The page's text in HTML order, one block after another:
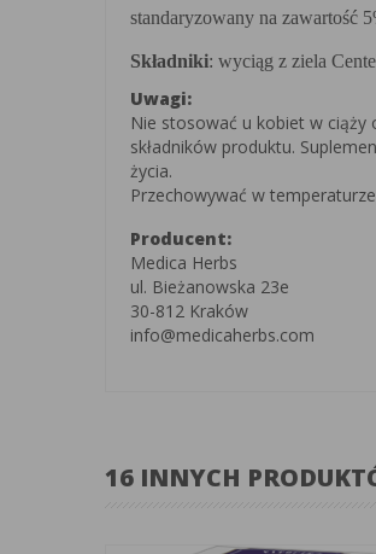
standaryzowany na zawartość
Składniki: wyciąg z ziela
Uwagi:
Nie stosować u kobiet w ciąży
składników produktu.
życia.
Przechowywać w
Producent:
Medica Herbs
ul. Bieżanowska 23e
30-812 Kraków
info@medicaherbs.com
16 INNYCH